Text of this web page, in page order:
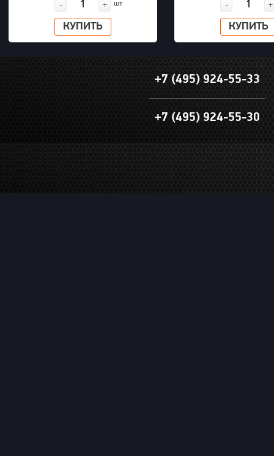
- + шт
КУПИТЬ
- +
КУПИТЬ
+7 (495) 924-55-33
+7 (495) 924-55-30